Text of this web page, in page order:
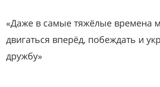
«Даже в самые тяжёлые времена
двигаться вперёд, побеждать и
дружбу»